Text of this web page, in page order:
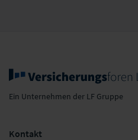
Ein Unternehmen der LF Gruppe
Kontakt